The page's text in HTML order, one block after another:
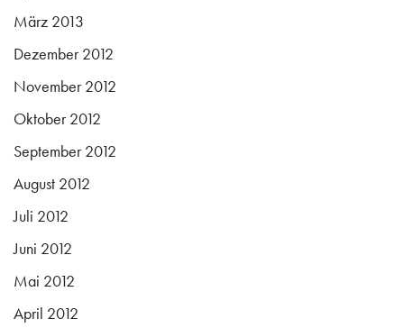
März 2013
Dezember 2012
November 2012
Oktober 2012
September 2012
August 2012
Juli 2012
Juni 2012
Mai 2012
April 2012